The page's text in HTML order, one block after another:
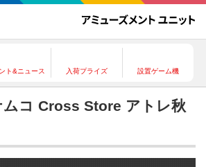
ト&ニュース 入荷プライズ 設置ゲーム機
コ Cross Store アトレ秋